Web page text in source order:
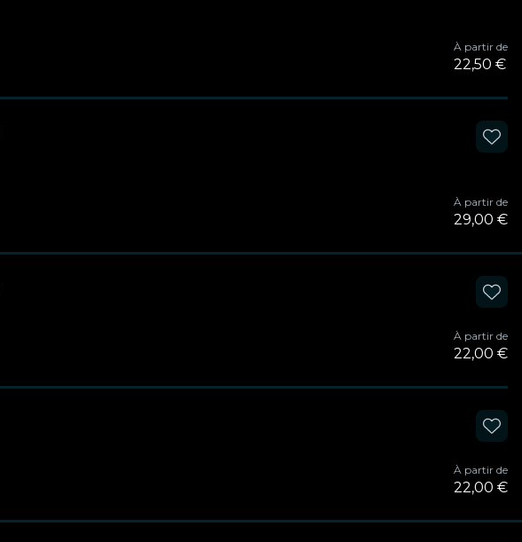
À partir de
22,50 €
À partir de
29,00 €
À partir de
22,00 €
À partir de
22,00 €